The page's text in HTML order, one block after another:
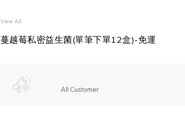
View All
蔓越莓私密益生菌(單筆下單12盒)-免運
All Customer